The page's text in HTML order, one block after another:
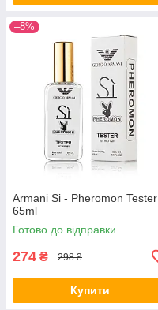
–8%
Armani Si - Pheromon Tester
65ml
Готово до відправки
274 ₴ 298 ₴
Купити